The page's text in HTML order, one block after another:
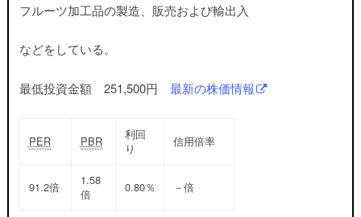
フルーツ加工品の製造、販売および輸出入
などをしている。
最低投資金額 251,500円最新の株価情報
PER PBR
利回
り
信用倍率
91.2倍
1.58
倍
0.80％ －倍